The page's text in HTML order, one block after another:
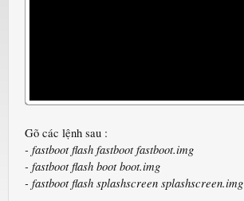
Gõ các lệnh sau :
- fastboot flash fastboot fastboot.img
- fastboot flash boot boot.img
- fastboot flash splashscreen splashscreen.img